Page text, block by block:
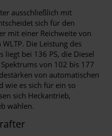
ausschließlich mit
sich für den
mit einer Reichweite von
Die Leistung des
bei 136 PS, die Diesel
von 102 bis 177
von automatischen
wie es sich für ein so
sich Heckantrieb,
wählen.